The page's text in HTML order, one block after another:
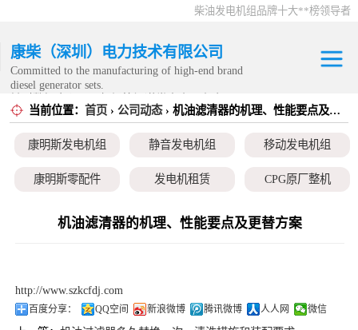
柴油发电机组品牌十大**榜领导者
康柴（深圳）电力技术有限公司
Committed to the manufacturing of high-end brand
diesel generator sets.
务范围内。
当前位置： 首页 › 公司动态› 机油滤清器的机理、性能要点及更替方案
康明斯发电机组 静音发电机组 移动发电机组
康明斯零配件 发电机租赁 CPG原厂整机
机油滤清器的机理、性能要点及更替方案
http://www.szkcfdj.com
百度分享： QQ空间 新浪微博 腾讯微博 人人网 微信
康明斯发电机组
静音发电机组
康明斯零配件
CPG原厂整机